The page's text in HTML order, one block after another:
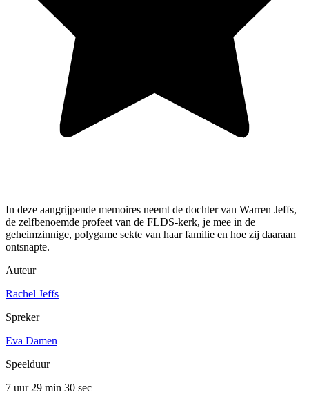
In deze aangrijpende memoires neemt de dochter van Warren Jeffs,
de zelfbenoemde profeet van de FLDS-kerk, je mee in de
geheimzinnige, polygame sekte van haar familie en hoe zij daaraan
ontsnapte.
Auteur
Rachel Jeffs
Spreker
Eva Damen
Speelduur
7 uur 29 min 30 sec